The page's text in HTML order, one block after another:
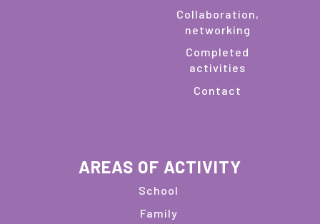
Collaboration,
networking
Completed
activities
Contact
AREAS OF ACTIVITY
School
Family